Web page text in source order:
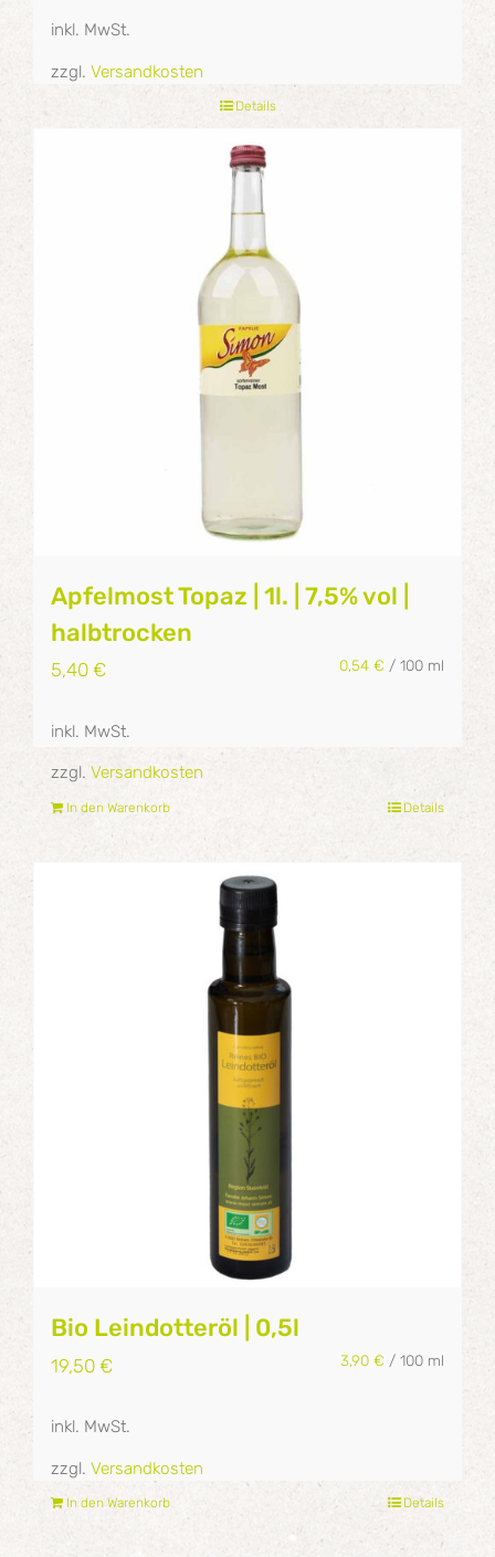
inkl. MwSt.
zzgl. Versandkosten
Details
Apfelmost Topaz | 1l. | 7,5% vol |
halbtrocken
5,40 € 0,54€ /100 ml
inkl. MwSt.
zzgl. Versandkosten
In den Warenkorb Details
Bio Leindotteröl | 0,5l
19,50 € 3,90€ /100 ml
inkl. MwSt.
zzgl. Versandkosten
In den Warenkorb Details